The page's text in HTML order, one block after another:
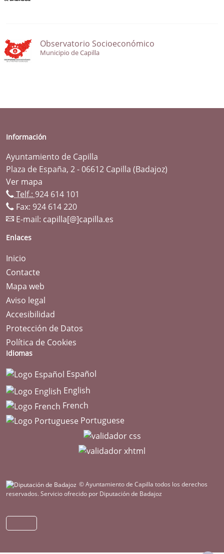
Observatorio Socioeconómico
Municipio de Capilla
Información
Ayuntamiento de Capilla
Plaza de España, 2 - 06612 Capilla (Badajoz)
Ver mapa
Telf.: 924 614 101
Fax: 924 614 220
E-mail: capilla[@]capilla.es
Enlaces
Inicio
Contacte
Mapa web
Aviso legal
Accesibilidad
Protección de Datos
Política de Cookies
Idiomas
Español
English
French
Portuguese
© Ayuntamiento de Capilla todos los derechos
reservados.Servicio ofrecido por Diputación de Badajoz